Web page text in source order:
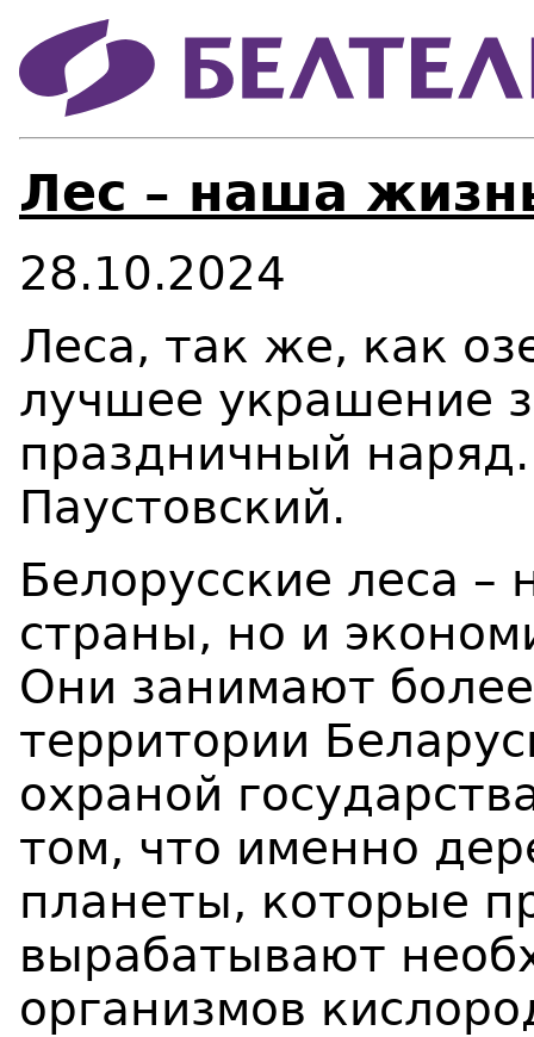
Лес – наша
28.10.2024
Леса, так же, как
лучшее украшение
праздничный
Паустовский.
Белорусские леса –
страны, но и
Они занимают
территории
охраной
том, что именно
планеты, которые
вырабатывают
организмов